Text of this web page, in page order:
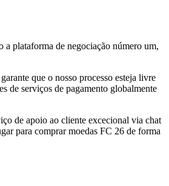
plataforma de negociação número um,
que o nosso processo esteja livre
de serviços de pagamento globalmente
de apoio ao cliente excecional via chat
para comprar moedas FC 26 de forma